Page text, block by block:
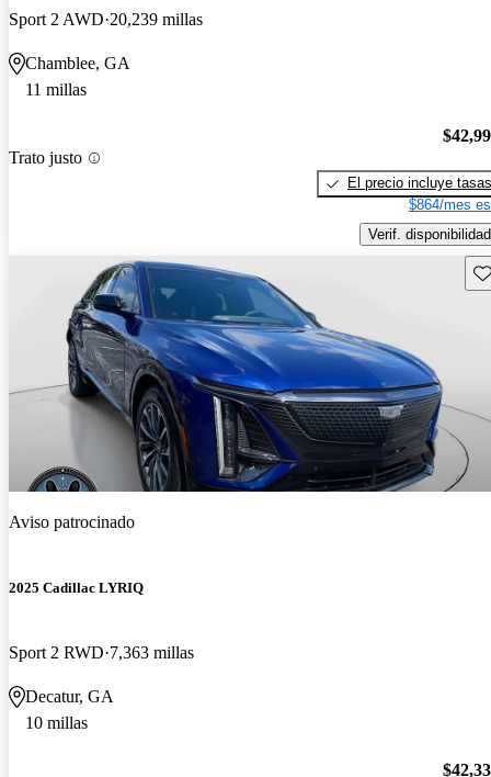
Sport 2 AWD 20,239 millas
Chamblee, GA
11 millas
Trato justo
El precio incluye tasas
$864/mes
Verif. disponibilidad
Aviso patrocinado
2025 Cadillac LYRIQ
Sport 2 RWD 7,363 millas
Decatur, GA
10 millas